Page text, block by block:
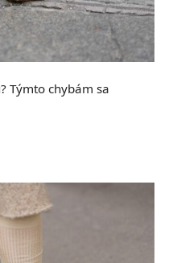
Týmto chybám sa